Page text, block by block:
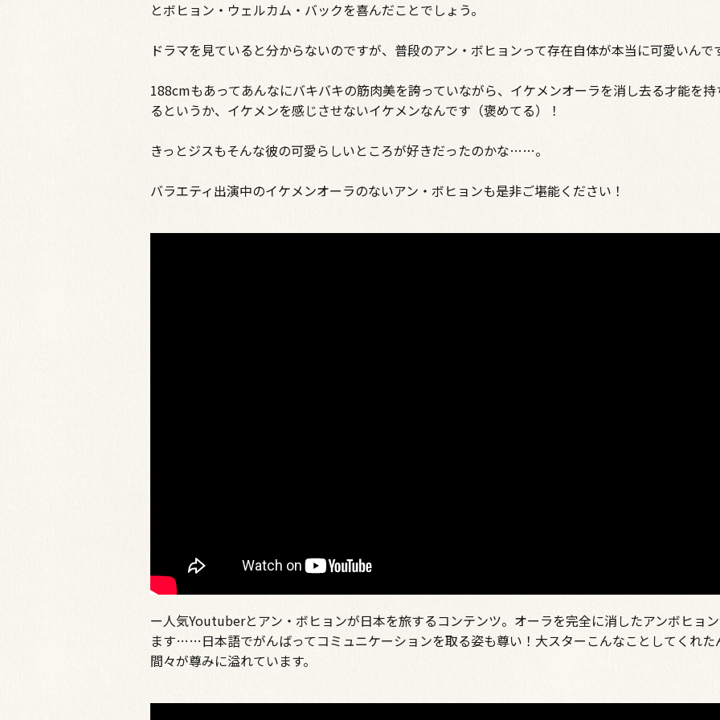
とボヒョン・ウェルカム・バックを喜んだことでしょう。
ドラマを見ていると分からないのですが、普段のアン・ボヒョンって存在自体が本当に可愛いんで
188cmもあってあんなにバキバキの筋肉美を誇っていながら、イケメンオーラを消し去る才能を
るというか、イケメンを感じさせないイケメンなんです（褒めてる）！
きっとジスもそんな彼の可愛らしいところが好きだったのかな……。
バラエティ出演中のイケメンオーラのないアン・ボヒョンも是非ご堪能ください！
ー人気Youtuberとアン・ボヒョンが日本を旅するコンテンツ。オーラを完全に消したアンボヒョ
ます……日本語でがんばってコミュニケーションを取る姿も尊い！大スターこんなことしてくれた
間々が尊みに溢れています。